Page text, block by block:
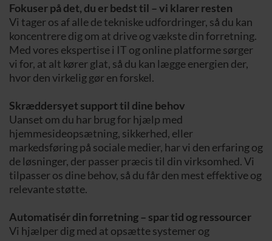
Fokuser på det, du er bedst til – vi klarer resten
Vi tager os af alle de tekniske udfordringer, så du kan
koncentrere dig om at drive og vækste din forretning.
Med vores ekspertise i IT og online platforme sørger
vi for, at alt kører glat, så du kan lægge energien der,
hvor den virkelig gør en forskel.
Skræddersyet support til dine behov
Uanset om du har brug for hjælp med
hjemmesideopsætning, sikkerhed, eller
markedsføring på sociale medier, har vi den erfaring og
de løsninger, der passer præcis til din virksomhed. Vi
tilpasser os dine behov, så du får den mest effektive og
relevante støtte.
Automatisér din forretning – spar tid og ressourcer
Vi hjælper dig med at opsætte systemer og